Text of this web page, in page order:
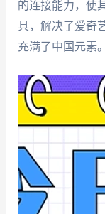
的连接能力，使
具，解决了爱奇
充满了中国元素。